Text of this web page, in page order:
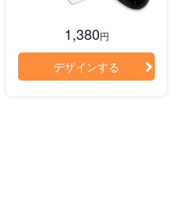
1,380円
デザインする